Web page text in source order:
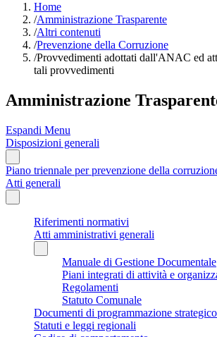
Home
/Amministrazione Trasparente
/Altri contenuti
/Prevenzione della Corruzione
/Provvedimenti adottati dall'ANAC ed
tali provvedimenti
Amministrazione
Espandi Menu
Disposizioni generali
Piano triennale per prevenzione della
Atti generali
Riferimenti normativi
Atti amministrativi generali
Manuale di Gestione Documentale
Piani integrati di attività e
Regolamenti
Statuto Comunale
Documenti di programmazione
Statuti e leggi regionali